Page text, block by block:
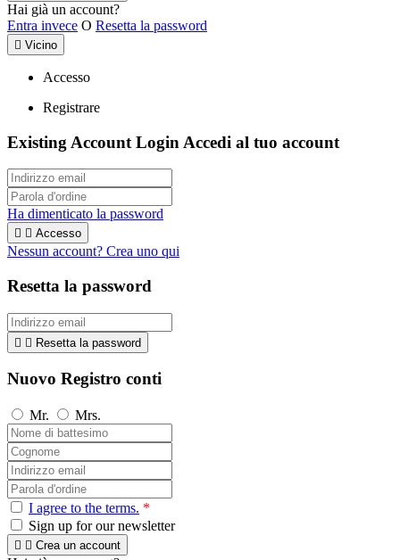
Hai già un account?
Entra invece O Resetta la password
 Vicino
Accesso
Registrare
Existing Account Login Accedi al tuo account
Ha dimenticato la password
  Accesso
Nessun account? Crea uno qui
Resetta la password
  Resetta la password
Nuovo Registro conti
Mr. Mrs.
I agree to the terms. *
Sign up for our newsletter
  Crea un account